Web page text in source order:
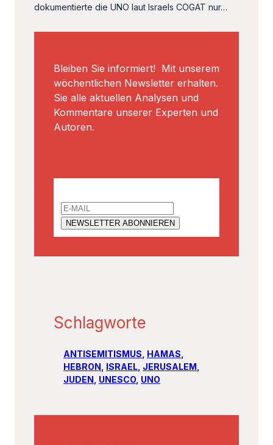
dokumentierte die UNO laut Israels COGAT nur…
Bleiben Sie informiert! Mit unserem
wöchentlichen Newsletter erhalten.
Sie alle aktuellen Analysen und
Kommentare unserer Experten und
Autoren.
Schlagworte
ANTISEMITISMUS HAMAS
HEBRON ISRAEL JERUSALEM
JUDEN UNESCO UNO